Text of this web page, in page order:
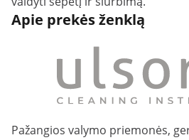
Apie prekės ženklą
Pažangios valymo priemonės,